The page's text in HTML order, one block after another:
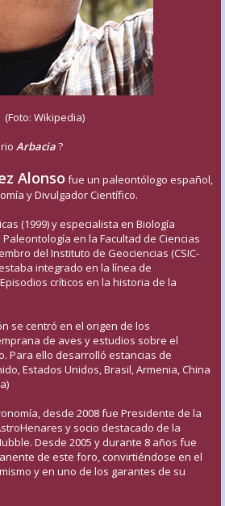
(Foto: Wikipedia)
Arbacia?
Alonso fue un paleontólogo español,
y Divulgador Científico.
(1999) y especialista en Biología
en la Facultad de Ciencias
del Instituto de Geociencias (CSIC-
integrado en la línea de
críticos en la historia de la
se centró en el origen de los
de aves y estudios sobre el
Para ello desarrolló estancias de
Estados Unidos, Brasil, Armenia, China
desde 2008 fue Presidente de la
y socio destacado de la
Desde 2005 y durante 8 años fue
de este foro, convirtiéndose en el
y en uno de los garantes de su